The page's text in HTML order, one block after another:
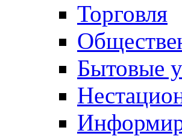
Торговля
Бытовые